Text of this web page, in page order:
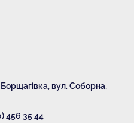
Борщагівка, вул. Соборна,
456 35 44